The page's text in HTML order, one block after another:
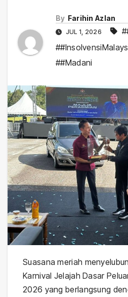
By Farihin Azlan
JUL 1, 2026
##Madani
Suasana meriah
Karnival Jelajah Dasar
2026 yang berlangsung